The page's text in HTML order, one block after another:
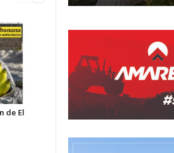
de El